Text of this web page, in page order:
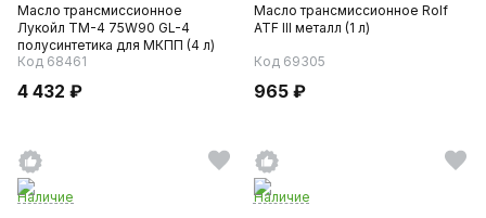
Масло трансмиссионное
Лукойл ТМ-4 75W90 GL-4
полусинтетика для МКПП (4 л)
Код 68461
4 432 ₽
Масло трансмиссионное Rolf
ATF III металл (1 л)
Код 69305
965 ₽
Наличие
Наличие